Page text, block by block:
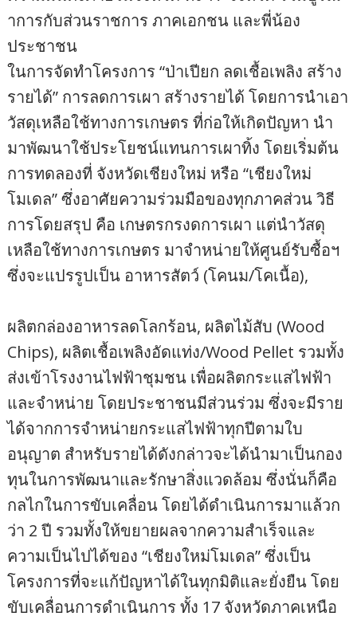
าการกับส่วนราชการ ภาคเอกชน และพี่น้อง
ประชาชน
ในการจัดทำโครงการ “ป่าเปียก ลดเชื้อเพลิง สร้าง
รายได้” การลดการเผา สร้างรายได้ โดยการนำเอา
วัสดุเหลือใช้ทางการเกษตร ที่ก่อให้เกิดปัญหา นำ
มาพัฒนาใช้ประโยชน์แทนการเผาทิ้ง โดยเริ่มต้น
การทดลองที่ จังหวัดเชียงใหม่ หรือ “เชียงใหม่
โมเดล” ซึ่งอาศัยความร่วมมือของทุกภาคส่วน วิธี
การโดยสรุป คือ เกษตรกรงดการเผา แต่นำวัสดุ
เหลือใช้ทางการเกษตร มาจำหน่ายให้ศูนย์รับซื้อฯ
ซึ่งจะแปรรูปเป็น อาหารสัตว์ (โคนม/โคเนื้อ),
ผลิตกล่องอาหารลดโลกร้อน, ผลิตไม้สับ (Wood
Chips), ผลิตเชื้อเพลิงอัดแท่ง/Wood Pellet รวมทั้ง
ส่งเข้าโรงงานไฟฟ้าชุมชน เพื่อผลิตกระแสไฟฟ้า
และจำหน่าย โดยประชาชนมีส่วนร่วม ซึ่งจะมีราย
ได้จากการจำหน่ายกระแสไฟฟ้าทุกปีตามใบ
อนุญาต สำหรับรายได้ดังกล่าวจะได้นำมาเป็นกอง
ทุนในการพัฒนาและรักษาสิ่งแวดล้อม ซึ่งนั่นก็คือ
กลไกในการขับเคลื่อน โดยได้ดำเนินการมาแล้วก
ว่า 2 ปี รวมทั้งให้ขยายผลจากความสำเร็จและ
ความเป็นไปได้ของ “เชียงใหม่โมเดล” ซึ่งเป็น
โครงการที่จะแก้ปัญหาได้ในทุกมิติและยั่งยืน โดย
ขับเคลื่อนการดำเนินการ ทั้ง 17 จังหวัดภาคเหนือ